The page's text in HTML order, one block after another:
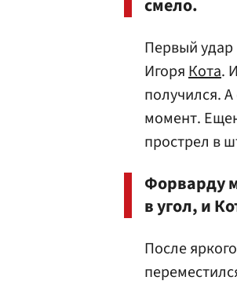
смело.
Первый удар
ИгоряКота.
получился.
момент.
прострел в
Форварду
в угол, и
После